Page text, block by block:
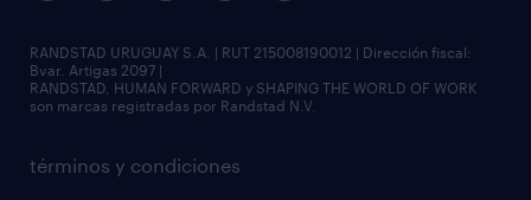
términos y condiciones
RANDSTAD URUGUAY S.A. | RUT 215008190012 | Dirección fiscal:
Bvar. Artigas 2097 |
RANDSTAD, HUMAN FORWARD y SHAPING THE WORLD OF WORK
son marcas registradas por Randstad N.V.